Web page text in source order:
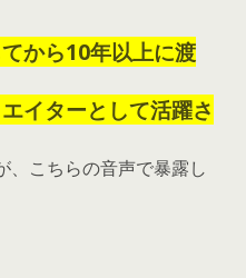
から10年以上に渡
イターとして活躍さ
、こちらの音声で暴露し